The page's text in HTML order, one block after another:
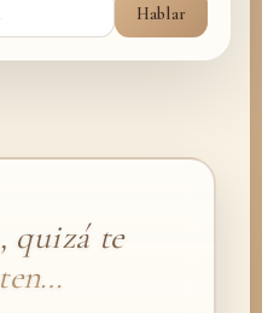
Hablar
quizá te